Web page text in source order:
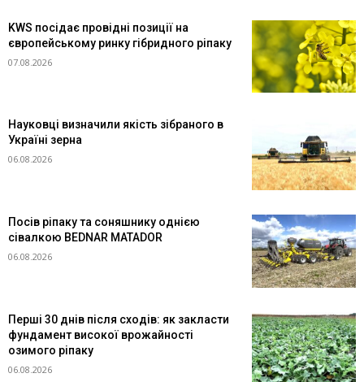
KWS посідає провідні позиції на
європейському ринку гібридного ріпаку
07.08.2026
Науковці визначили якість зібраного в
Україні зерна
06.08.2026
Посів ріпаку та соняшнику однією
сівалкою BEDNAR MATADOR
06.08.2026
Перші 30 днів після сходів: як закласти
фундамент високої врожайності
озимого ріпаку
06.08.2026